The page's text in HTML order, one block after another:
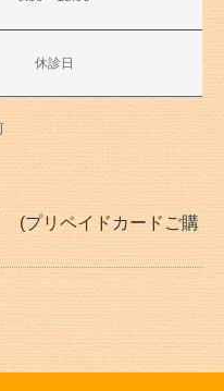
休診日
カードご購